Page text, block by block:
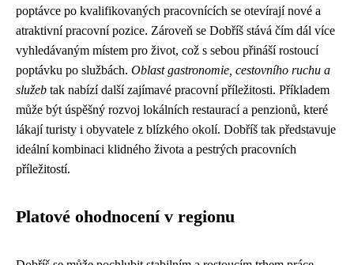
poptávce po kvalifikovaných pracovnících se otevírají nové a
atraktivní pracovní pozice. Zároveň se Dobříš stává čím dál více
vyhledávaným místem pro život, což s sebou přináší rostoucí
poptávku po službách. Oblast gastronomie, cestovního ruchu a
služeb tak nabízí další zajímavé pracovní příležitosti. Příkladem
může být úspěšný rozvoj lokálních restaurací a penzionů, které
lákají turisty i obyvatele z blízkého okolí. Dobříš tak představuje
ideální kombinaci klidného života a pestrých pracovních
příležitostí.
Platové ohodnocení v regionu